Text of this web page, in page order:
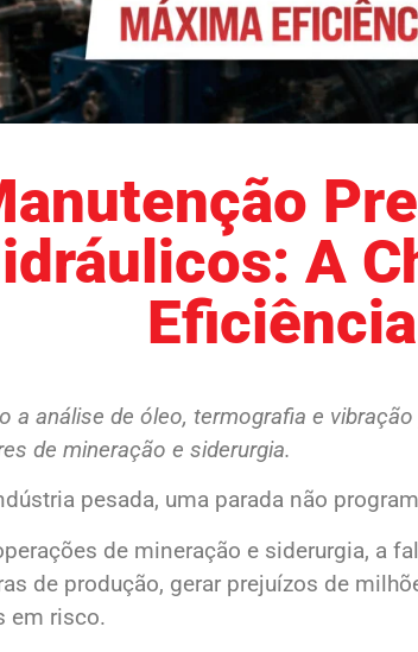
A
a análise de óleo, termografia e
de mineração e siderurgia.
pesada, uma parada não
de mineração e siderurgia, a
de produção, gerar prejuízos de
em risco.